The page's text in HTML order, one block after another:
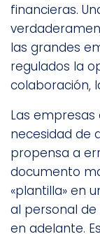
financieras.
las grandes
regulados la
colaboración,
Las
necesidad de
propensa a
documento
«plantilla» en
al personal de
en adelante.